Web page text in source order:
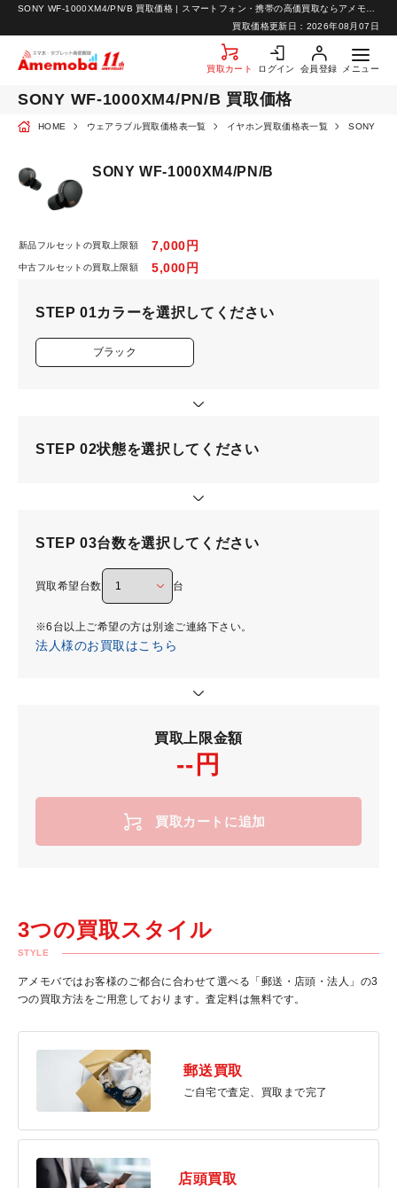
買取価格更新日： 2026年08月07日
買取カート ログイン 会員登録 メニュー
お問い合わせ
SONY WF-1000XM4/PN/B 買取価格
HOME ウェアラブル買取価格表一覧 イヤホン買取価格表一覧 SONY イ
SONY WF-1000XM4/PN/B
新品フルセットの買取上限額 7,000円
中古フルセットの買取上限額 5,000円
STEP 01カラーを選択してください
ブラック
STEP 02状態を選択してください
STEP 03台数を選択してください
買取希望台数 台
※6台以上ご希望の方は別途ご連絡下さい。
法人様のお買取はこちら
買取上限金額
--円
買取カートに追加
3つの買取スタイル
STYLE
アメモバではお客様のご都合に合わせて選べる「郵送・店頭・法人」の3
つの買取方法をご用意しております。査定料は無料です。
郵送買取
ご自宅で査定、買取まで完了
店頭買取